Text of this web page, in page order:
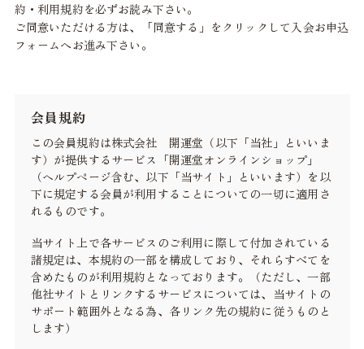
約・利用規約を必ずお読み下さい。
ご同意いただける方は、「同意する」をクリックして入会お申込
フォームへお進み下さい。
会員規約
この会員規約は株式会社 開運堂（以下「当社」といいま
す）が提供するサービス「開運堂オンラインショップ」
（ヘルプページ含む、以下「当サイト」といいます）を以
下に規定する会員が利用することについての一切に適用さ
れるものです。
当サイト上で各サービスのご利用に際して付加されている
諸規定は、本規約の一部を構成しており、それらすべてを
含めたものが利用規約となっております。（ただし、一部
他社サイトとリンクするサービスについては、当サイトの
サポート範囲外となる為、各リンク先の規約に従うものと
します）